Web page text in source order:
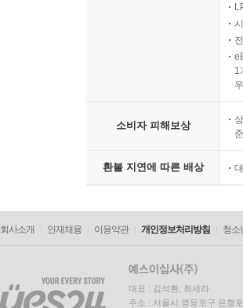
1
소비자 피해보상
환불 지연에 따른 배상
회사소개 인재채용 이용약관 개인정보처리방침 청소
대표 : 김석환, 최세라
주소 : 서울시 영등포구 은행